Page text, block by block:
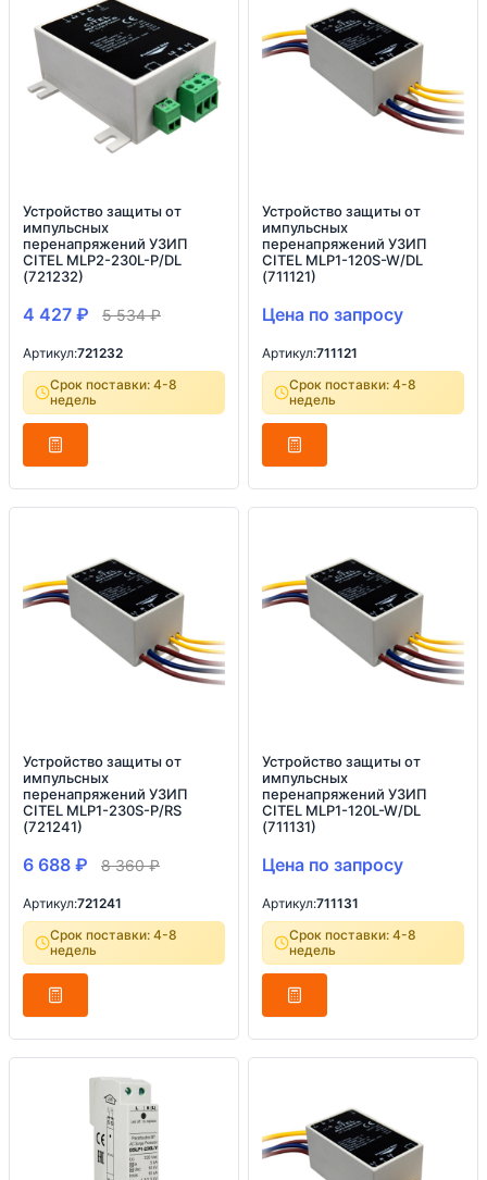
Устройство защиты от
импульсных
перенапряжений УЗИП
CITEL MLP2-230L-P/DL
(721232)
4 427 ₽ 5 534₽
Артикул:721232
Срок поставки: 4-8
недель
Устройство защиты от
импульсных
перенапряжений УЗИП
CITEL MLP1-120S-W/DL
(711121)
Цена по запросу
Артикул:711121
Срок поставки: 4-8
недель
Устройство защиты от
импульсных
перенапряжений УЗИП
CITEL MLP1-230S-P/RS
(721241)
6 688 ₽ 8 360₽
Артикул:721241
Срок поставки: 4-8
недель
Устройство защиты от
импульсных
перенапряжений УЗИП
CITEL MLP1-120L-W/DL
(711131)
Цена по запросу
Артикул:711131
Срок поставки: 4-8
недель